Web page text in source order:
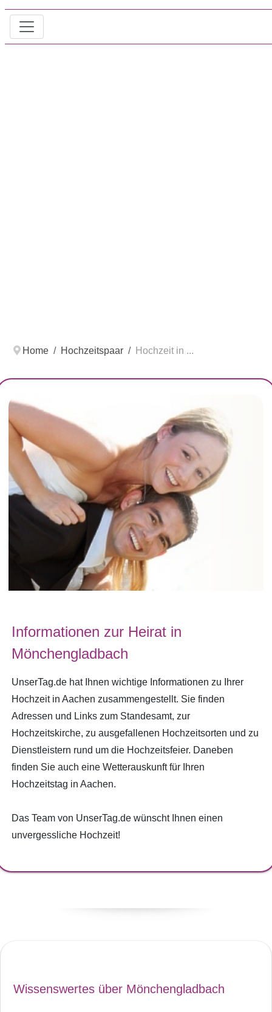
Home Hochzeitspaar Hochzeit in ...
Informationen zur Heirat in
Mönchengladbach
UnserTag.de hat Ihnen wichtige Informationen zu Ihrer
Hochzeit in Aachen zusammengestellt. Sie finden
Adressen und Links zum Standesamt, zur
Hochzeitskirche, zu ausgefallenen Hochzeitsorten und zu
Dienstleistern rund um die Hochzeitsfeier. Daneben
finden Sie auch eine Wetterauskunft für Ihren
Hochzeitstag in Aachen.
Das Team von UnserTag.de wünscht Ihnen einen
unvergessliche Hochzeit!
Wissenswertes über Mönchengladbach